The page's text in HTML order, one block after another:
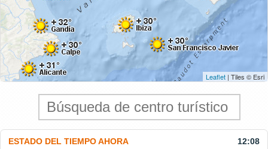
Leaflet | Tiles © Esri
ESTADO DEL TIEMPO AHORA 12:08